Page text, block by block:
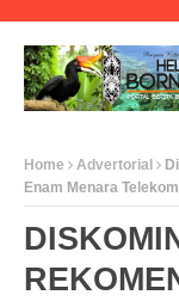
Home Advertorial
Enam Menara